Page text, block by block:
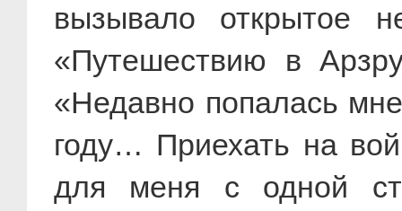
вызывало открытое
«Путешествию в
«Недавно попалась
году… Приехать на
для меня с одной